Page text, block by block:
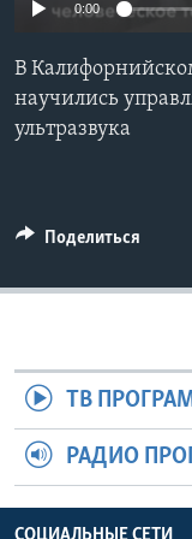
СОЦИАЛЬНЫЕ СЕТИ
0:00
В
научились
ультразвука
Поделиться
ТВ
РАДИО